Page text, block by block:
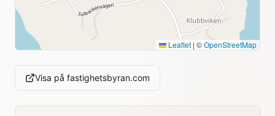
Leaflet | ©OpenStreetMap
Visa på fastighetsbyran.com